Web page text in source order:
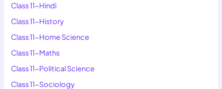
Class 11-Hindi
Class 11-History
Class 11-Home Science
Class 11-Maths
Class 11-Political Science
Class 11-Sociology